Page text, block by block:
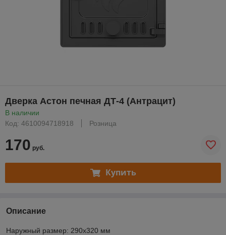
Дверка Астон печная ДТ-4 (Антрацит)
В наличии
Код: 4610094718918
Розница
170 руб.
Купить
Описание
Наружный размер: 290х320 мм